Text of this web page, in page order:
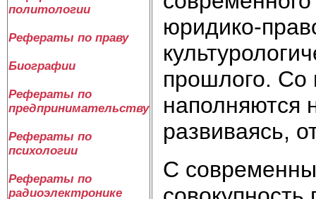
политологии
Рефераты по праву
Биографии
Рефераты по
предпринимательству
Рефераты по
психологии
Рефераты по
радиоэлектронике
юридико-
прошлого. Со
наполняются
развиваясь,
С